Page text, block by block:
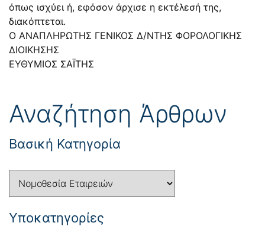
όπως ισχύει ή, εφόσον άρχισε η εκτέλεσή της,
διακόπτεται.
Ο ΑΝΑΠΛΗΡΩΤΗΣ ΓΕΝΙΚΟΣ Δ/ΝΤΗΣ ΦΟΡΟΛΟΓΙΚΗΣ
ΔΙΟΙΚΗΣΗΣ
ΕΥΘΥΜΙΟΣ ΣΑΪΤΗΣ
Αναζήτηση Άρθρων
Βασική Κατηγορία
Yποκατηγορίες